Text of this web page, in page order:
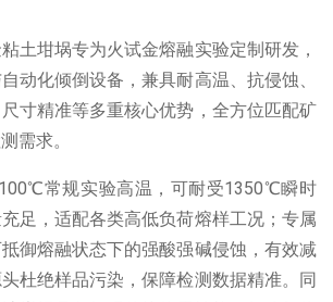
土坩埚专为火试金熔融实验定制研发，
动化倾倒设备，兼具耐高温、抗侵蚀、
寸精准等多重核心优势，全方位匹配矿
需求。
常规实验高温，可耐受1350℃瞬时
足，适配各类高低负荷熔样工况；专属
御熔融状态下的强酸强碱侵蚀，有效减
杜绝样品污染，保障检测数据精准。同